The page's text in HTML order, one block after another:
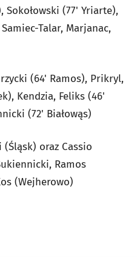
Sokołowski (77' Yriarte),
Talar, Marjanac,
(64' Ramos), Prikryl,
Kendzia, Feliks (46'
(72' Białowąs)
oraz Cassio
Ramos
(Wejherowo)